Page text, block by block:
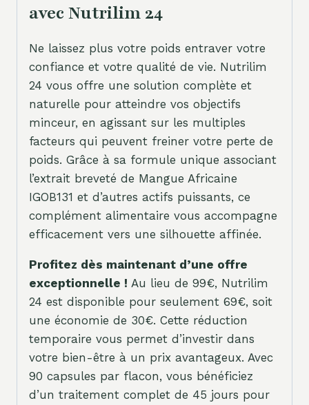
avec Nutrilim 24
Ne laissez plus votre poids entraver votre
confiance et votre qualité de vie. Nutrilim
24 vous offre une solution complète et
naturelle pour atteindre vos objectifs
minceur, en agissant sur les multiples
facteurs qui peuvent freiner votre perte de
poids. Grâce à sa formule unique associant
l’extrait breveté de Mangue Africaine
IGOB131 et d’autres actifs puissants, ce
complément alimentaire vous accompagne
efficacement vers une silhouette affinée.
Profitez dès maintenant d’une offre
exceptionnelle ! Au lieu de 99€, Nutrilim
24 est disponible pour seulement 69€, soit
une économie de 30€. Cette réduction
temporaire vous permet d’investir dans
votre bien-être à un prix avantageux. Avec
90 capsules par flacon, vous bénéficiez
d’un traitement complet de 45 jours pour